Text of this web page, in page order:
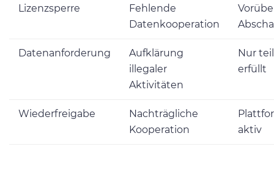
Lizenzsperre
Fehlende
Datenkooperation
Datenanforderung
Aufklärung
illegaler
Aktivitäten
Nur
erfüllt
Wiederfreigabe
Nachträgliche
Kooperation
aktiv